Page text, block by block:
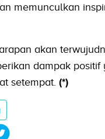
memunculkan
akan
dampak
setempat. (*)